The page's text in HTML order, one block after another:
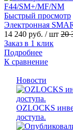
Быстрый просмотр
Электронная
14 240 руб. / шт 20
Заказ в 1 клик
Подробнее
К сравнение
Новости
OZLOCKS
доступа.